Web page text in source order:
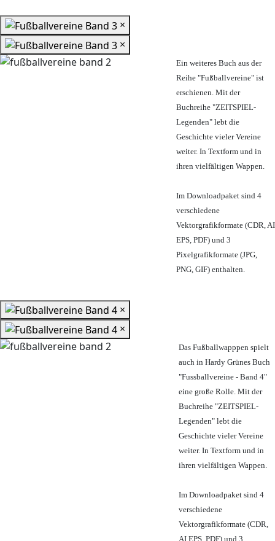
×
×
Ein weiteres Buch aus der
Reihe "Fußballvereine" ist
erschienen. Mit der
Buchreihe "ZEITSPIEL-
Legenden" lebt die
Geschichte vieler Vereine
weiter. In Textform und in
ihren vielfältigen Wappen.
Im Downloadpaket sind 4
verschiedene
Vektorgrafikformate (CDR, AI
EPS, PDF) und 3
Pixelgrafikformate (JPG,
PNG, GIF) enthalten.
×
×
Das Fußballwapppen spielt
auch in Hardy Grünes Buch
"Fussballvereine - Band 4"
eine große Rolle. Mit der
Buchreihe "ZEITSPIEL-
Legenden" lebt die
Geschichte vieler Vereine
weiter. In Textform und in
ihren vielfältigen Wappen.
Im Downloadpaket sind 4
verschiedene
Vektorgrafikformate (CDR,
AI EPS, PDF) und 3